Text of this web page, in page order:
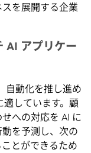
を展開する企業
AI アプリケー
自動化を推し進め
適しています。顧
への対応を AI に
を予測し、次の
とができるため